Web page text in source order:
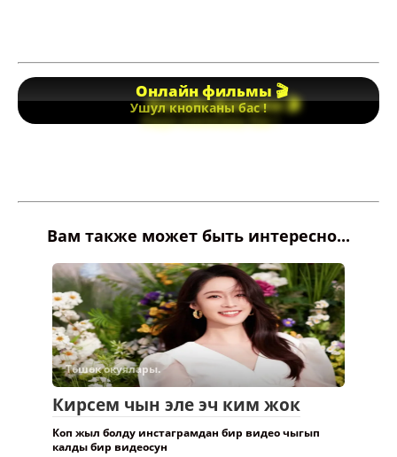
Онлайн фильмы 🎬
Ушул кнопканы бас !
Вам также может быть интересно...
Төшөк окуялары.
Кирсем чын эле эч ким жок
Коп жыл болду инстаграмдан бир видео чыгып
калды бир видеосун